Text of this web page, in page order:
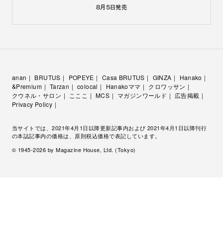
8月5日発売
anan BRUTUS POPEYE Casa BRUTUS GINZA
Hanako
&Premium
Tarzan colocal Hanakoママ
クロワッサン
クウネル・サロン
こここ MCS マガジンワールド
広告掲載
Privacy Policy
当サイトでは、2021年4月1日以降更新記事内および 2021年4月1日以降刊行
の本誌記事内の価格は、原則税込価格で表記しています。
© 1945-2026 by Magazine House, Ltd. (Tokyo)